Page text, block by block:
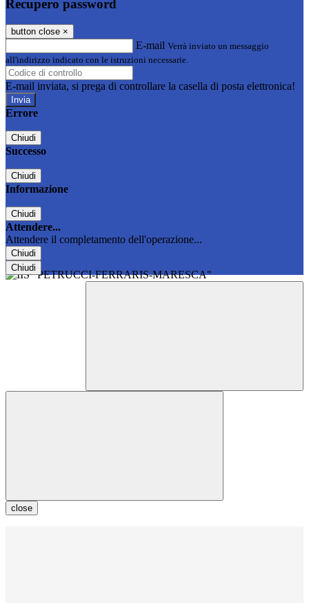
Recupero password
button close ×
E-mail Verrà inviato un messaggio
all'indirizzo indicato con le istruzioni necessarie.
E-mail inviata, si prega di controllare la casella di posta elettronica!
Errore
Chiudi
Successo
Chiudi
Informazione
Chiudi
Attendere...
Attendere il completamento dell'operazione...
Chiudi
Chiudi
close